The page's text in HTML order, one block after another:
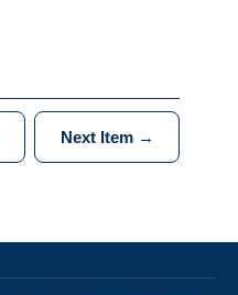
Next Item →